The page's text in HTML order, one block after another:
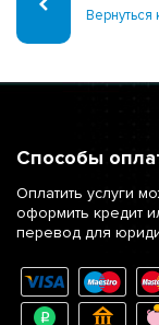
Вернуться
Способы
Оплатить услуги
оформить кредит
перевод для